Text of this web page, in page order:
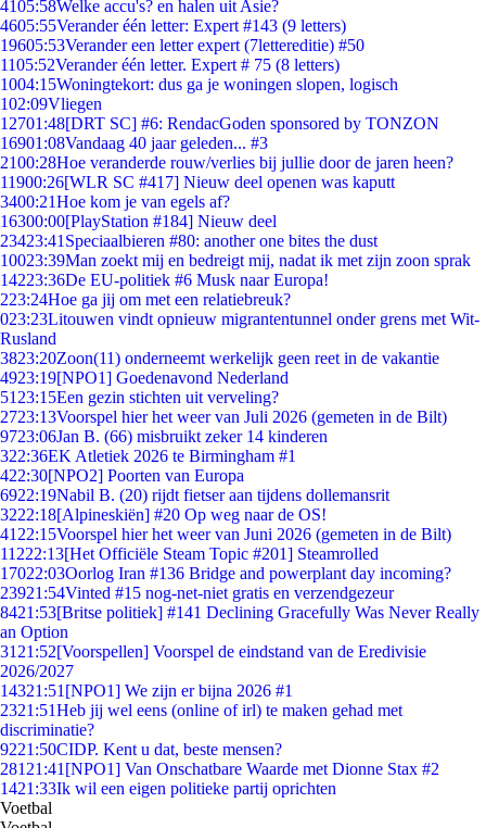
4105:58Welke accu's? en halen uit Asie?
4605:55Verander één letter: Expert #143 (9 letters)
19605:53Verander een letter expert (7lettereditie) #50
1105:52Verander één letter. Expert # 75 (8 letters)
1004:15Woningtekort: dus ga je woningen slopen, logisch
102:09Vliegen
12701:48[DRT SC] #6: RendacGoden sponsored by TONZON
16901:08Vandaag 40 jaar geleden... #3
2100:28Hoe veranderde rouw/verlies bij jullie door de jaren heen?
11900:26[WLR SC #417] Nieuw deel openen was kaputt
3400:21Hoe kom je van egels af?
16300:00[PlayStation #184] Nieuw deel
23423:41 Speciaalbieren #80: another one bites the dust
10023:39Man zoekt mij en bedreigt mij, nadat ik met zijn zoon sprak
14223:36De EU-politiek #6 Musk naar Europa!
223:24Hoe ga jij om met een relatiebreuk?
023:23Litouwen vindt opnieuw migrantentunnel onder grens met Wit-
Rusland
3823:20Zoon(11) onderneemt werkelijk geen reet in de vakantie
4923:19[NPO1] Goedenavond Nederland
51 23:15Een gezin stichten uit verveling?
2723:13Voorspel hier het weer van Juli 2026 (gemeten in de Bilt)
9723:06Jan B. (66) misbruikt zeker 14 kinderen
322:36EK Atletiek 2026 te Birmingham #1
422:30[NPO2] Poorten van Europa
6922:19Nabil B. (20) rijdt fietser aan tijdens dollemansrit
3222:18[Alpineskiën] #20 Op weg naar de OS!
41 22:15Voorspel hier het weer van Juni 2026 (gemeten in de Bilt)
11222:13[Het Officiële Steam Topic #201] Steamrolled
17022:03Oorlog Iran #136 Bridge and powerplant day incoming?
23921:54Vinted #15 nog-net-niet gratis en verzendgezeur
8421:53[Britse politiek] #141 Declining Gracefully Was Never Really
an Option
31 21:52[Voorspellen] Voorspel de eindstand van de Eredivisie
2026/2027
14321:51 [NPO1] We zijn er bijna 2026 #1
2321:51Heb jij wel eens (online of irl) te maken gehad met
discriminatie?
9221:50CIDP. Kent u dat, beste mensen?
281 21:41 [NPO1] Van Onschatbare Waarde met Dionne Stax #2
1421:33Ik wil een eigen politieke partij oprichten
Voetbal